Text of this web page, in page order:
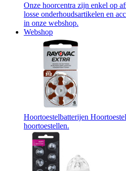
Onze hoorcentra zijn enkel op
losse onderhoudsartikelen en
in onze webshop.
Webshop
Hoortoestelbatterijen
hoortoestellen.